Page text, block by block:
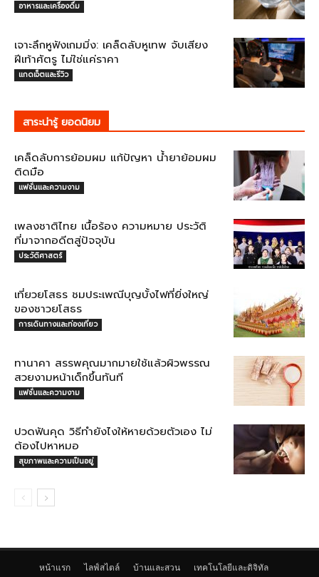
อาหารและเครื่องดื่ม
เจาะลึกหูฟังเกมมิ่ง: เคล็ดลับหูเทพ จับเสียง
ฝีเท้าศัตรู ไม่ใช่แค่ราคา
แกดเจ็ตและรีวิว
สาระน่ารู้ ยอดนิยม
เคล็ดลับการย้อมผม แก้ปัญหา น้ำยาย้อมผม
ติดมือ
แฟชั่นและความงาม
เพลงชาติไทย เนื้อร้อง ความหมาย ประวัติ
ที่มาจากอดีตสู่ปัจจุบัน
ประวัติศาสตร์
เที่ยวยโสธร ชมประเพณีบุญบั้งไฟที่ยิ่งใหญ่
ของชาวยโสธร
การเดินทางและท่องเที่ยว
ทานาคา สรรพคุณมากมายใช้แล้วผิวพรรณ
สวยงามหน้าเด็กขึ้นทันที
แฟชั่นและความงาม
ปวดฟันคุด วิธีทำยังไงให้หายด้วยตัวเอง ไม่
ต้องไปหาหมอ
สุขภาพและความเป็นอยู่
หน้าแรก ไลฟ์สไตล์ บ้านและสวน เทคโนโลยีและดิจิทัล